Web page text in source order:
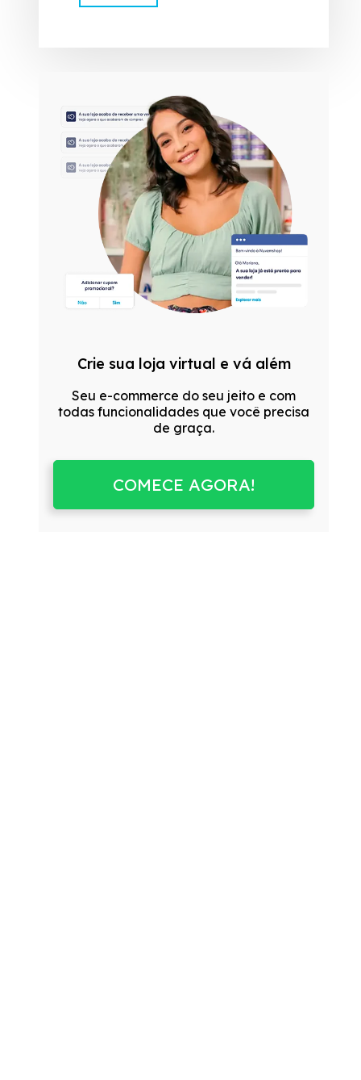
Crie sua loja virtual e vá além
Seu e-commerce do seu jeito e com
todas funcionalidades que você precisa
de graça.
COMECE AGORA!